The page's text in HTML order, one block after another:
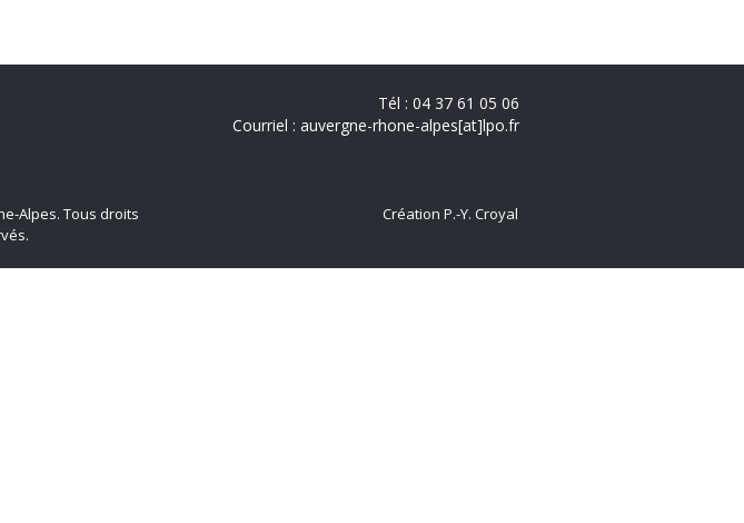
Tél : 04 37 61 05 06
Courriel : auvergne-rhone-alpes[at]lpo.fr
Alpes. Tous droits
Création P.-Y. Croyal